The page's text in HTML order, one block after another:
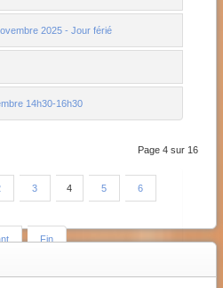
2025 - Jour férié
14h30-16h30
Page 4 sur 16
3 4 5 6
Fin